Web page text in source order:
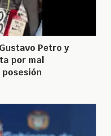
Petro y
por mal